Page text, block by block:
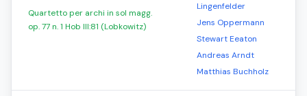
Quartetto per archi in sol magg.
op. 77 n. 1 Hob III:81 (Lobkowitz)
Lingenfelder
Jens Oppermann
Stewart Eeaton
Andreas Arndt
Matthias Buchholz